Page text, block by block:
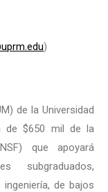
)
de la Universidad
de $650 mil de la
que apoyará
subgraduados,
de bajos